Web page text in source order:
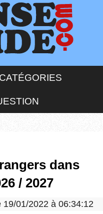
dans
/ 2027
19/01/2022 à 06:34:12